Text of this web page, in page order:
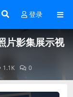
登录
片影集展示视
1.1K 0